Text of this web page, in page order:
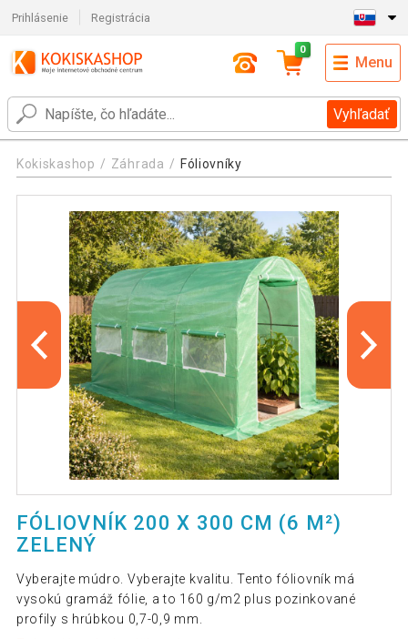
Prihlásenie Registrácia
Vyhľadať
0
Menu
Kokiskashop Záhrada Fóliovníky
FÓLIOVNÍK 200 X 300 CM (6 M²)
ZELENÝ
Vyberajte múdro. Vyberajte kvalitu. Tento fóliovník má
vysokú gramáž fólie, a to 160 g/m2 plus pozinkované
profily s hrúbkou 0,7-0,9 mm.